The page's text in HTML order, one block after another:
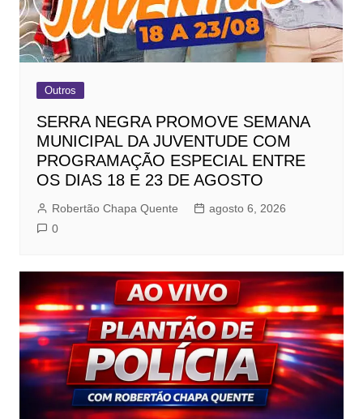
Outros
SERRA NEGRA PROMOVE SEMANA
MUNICIPAL DA JUVENTUDE COM
PROGRAMAÇÃO ESPECIAL ENTRE
OS DIAS 18 E 23 DE AGOSTO
Robertão Chapa Quente
agosto 6, 2026
0